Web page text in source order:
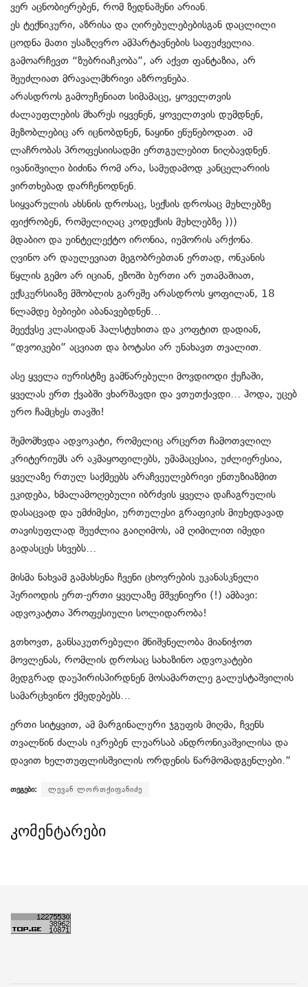
ვერ აცნობიერებენ, რომ ზედნაშენი არიან.
ეს ტექნიკური, აზრისა და ღირებულებებისგან დაცლილი
ცოდნა მათი უსაზღვრო ამპარტავნების საფუძველია.
გამოარჩევთ “ზუბრიაჩკობა”, არ აქვთ ფანტაზია, არ
შეუძლიათ მრავალმხრივი აზროვნება.
არასდროს გამოუჩენიათ სიმამაცე, ყოველთვის
ძალაუფლების მხარეს იყვენენ, ყოველთვის დუმდნენ,
მეზობლებიც არ იცნობდნენ, ნაყინი ეწუწებოდათ. ამ
ლაჩრობას პროფესიისადმი ერთგულებით ნიღბავდნენ.
ივანიშვილი ბიძინა რომ არა, სამუდამოდ კანცელარიის
ვირთხებად დარჩენოდნენ.
სიყვარულის ახსნის დროსაც, სექსის დროსაც მუხლებზე
ფიქრობენ, რომელიღაც კოდექსის მუხლებზე )))
მდაბიო და უინტელექტო ირონია, იუმორის არქონა.
ღვინო არ დაულევიათ მეგობრებთან ერთად, ონკანის
წყლის გემო არ იციან, ეზოში ბურთი არ უთამაშიათ,
ექსკურსიაზე მშობლის გარეშე არასდროს ყოფილან, 18
წლამდე ბებიები აბანავებდნენ…
მეექვსე კლასიდან ჰალსტუხითა და კოფტით დადიან,
“დვოიკები” აცვიათ და ბოტასი არ უნახავთ თვალით.
ასე ყველა იურისტზე გამწარებული მოვდიოდი ქუჩაში,
ყველას ერთ ქვაბში ვხარშავდი და ვთუთქავდი… ჰოდა, უცებ
ურო ჩამცხეს თავში!
შემომხვდა ადვოკატი, რომელიც არცერთ ჩამოთვლილ
კრიტერიუმს არ აკმაყოფილებს, უმამაცესია, უძლიერესია,
ყველაზე რთულ საქმეებს არაჩვეულებრივი ენთუზიაზმით
ეკიდება, ხმალამოღებული იბრძვის ყველა დაჩაგრულის
დასაცვად და უმძიმესი, ურთულესი გრაფიკის მიუხედავად
თავისუფლად შეუძლია გაიღიმოს, ამ ღიმილით იმედი
გადასცეს სხვებს…
მისმა ნახვამ გამახსენა ჩვენი ცხოვრების უკანასკნელი
პერიოდის ერთ-ერთი ყველაზე მშვენიერი (!) ამბავი:
ადვოკატთა პროფესიული სოლიდარობა!
გთხოვთ, განსაკუთრებული მნიშვნელობა მიანიჭოთ
მოვლენას, რომლის დროსაც სახაზინო ადვოკატები
მედგრად დაუპირისპირდნენ მოსამართლე გალუსტაშვილის
სამარცხვინო ქმედებებს…
ერთი სიტყვით, ამ მარგინალური ჯგუფის მიღმა, ჩვენს
თვალწინ ძალას იკრებენ ლუარსაბ ანდრონიკაშვილისა და
დავით ხელთუფლისშვილის ორდენის წარმომადგენლები.”
თეგები: ლევან ლორთქიფანიძე
კომენტარები